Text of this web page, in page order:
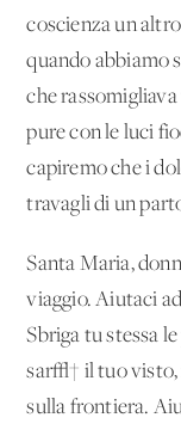
coscienza un
quando abbiamo
che
pure con le luci
capiremo che i
travagli di un
Santa Maria,
viaggio. Aiutaci
Sbriga tu stessa
sar√† il tuo
sulla frontiera.